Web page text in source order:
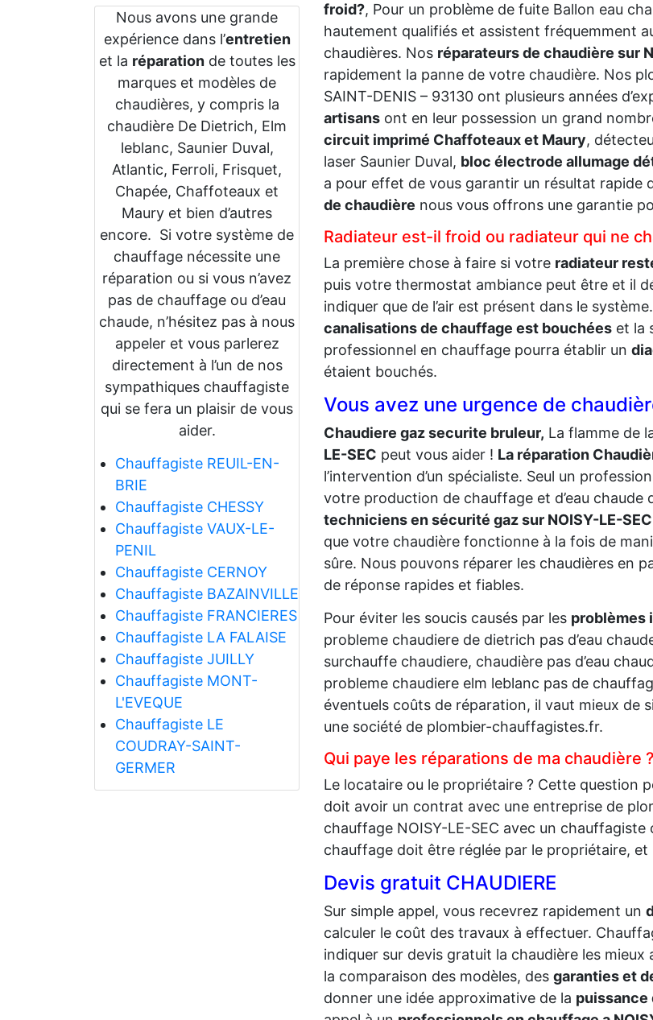
Nous avons une grande
expérience dans l’entretien
et la réparationde toutes les
marques et modèles de
chaudières, y compris la
chaudière De Dietrich, Elm
leblanc, Saunier Duval,
Atlantic, Ferroli, Frisquet,
Chapée, Chaffoteaux et
Maury et bien d’autres
encore. Si votre système de
chauffage nécessite une
réparation ou si vous n’avez
pas de chauffage ou d’eau
chaude, n’hésitez pas à nous
appeler et vous parlerez
directement à l’un de nos
sympathiques chauffagiste
qui se fera un plaisir de vous
aider.
Chauffagiste REUIL-EN-
BRIE
Chauffagiste CHESSY
Chauffagiste VAUX-LE-
PENIL
Chauffagiste CERNOY
Chauffagiste BAZAINVILLE
Chauffagiste FRANCIERES
Chauffagiste LA FALAISE
Chauffagiste JUILLY
Chauffagiste MONT-
L'EVEQUE
Chauffagiste LE
COUDRAY-SAINT-
GERMER
froid?, Pour un problème de fuite Ballon eau
hautement qualifiés et assistent fréquemment
chaudières. Nos réparateurs de chaudière sur
rapidement la panne de votre chaudière. Nos
SAINT-DENIS – 93130 ont plusieurs années
artisans ont en leur possession un grand
circuit imprimé Chaffoteaux et Maury,
laser Saunier Duval, bloc électrode allumage
a pour effet de vous garantir un résultat rapide
de chaudière nous vous offrons une garantie
Radiateur est-il froid ou radiateur qui ne
La première chose à faire si votre radiateur
puis votre thermostat ambiance peut être et il
indiquer que de l’air est présent dans le
canalisations de chauffage est bouchées et la
professionnel en chauffage pourra établir un
étaient bouchés.
Vous avez une urgence de
Chaudiere gaz securite bruleur, La flamme de
LE-SEC peut vous aider ! La réparation
l’intervention d’un spécialiste. Seul un
votre production de chauffage et d’eau
techniciens en sécurité gaz sur NOISY-LE-SEC
que votre chaudière fonctionne à la fois de
sûre. Nous pouvons réparer les chaudières en
de réponse rapides et fiables.
Pour éviter les soucis causés par les problèmes
probleme chaudiere de dietrich pas d’eau
surchauffe chaudiere, chaudière pas d’eau
probleme chaudiere elm leblanc pas de
éventuels coûts de réparation, il vaut mieux de
une société de plombier-chauffagistes.fr.
Qui paye les réparations de ma chaudière ?
Le locataire ou le propriétaire ? Cette question
doit avoir un contrat avec une entreprise de
chauffage NOISY-LE-SEC avec un
chauffage doit être réglée par le propriétaire, et
Devis gratuit CHAUDIERE
Sur simple appel, vous recevrez rapidement un
calculer le coût des travaux à effectuer.
indiquer sur devis gratuit la chaudière les
la comparaison des modèles, des garanties et
donner une idée approximative de la puissance